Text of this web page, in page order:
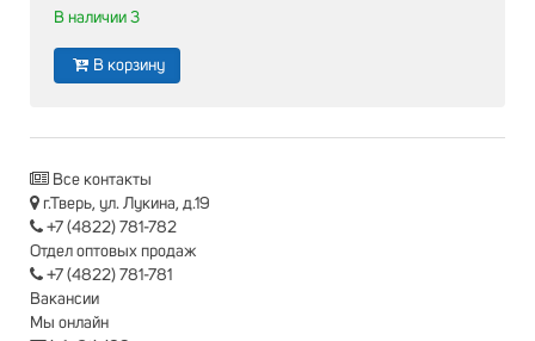
В наличии 3
В корзину
Все контакты
г.Тверь, ул. Лукина, д.19
+7 (4822) 781-782
Отдел оптовых продаж
+7 (4822) 781-781
Вакансии
Мы онлайн